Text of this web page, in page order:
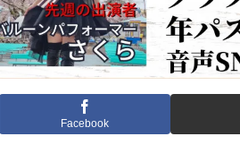
Facebook